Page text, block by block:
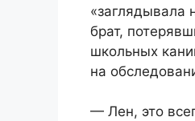
«заглядывала
брат,
школьных
на
— Лен, это